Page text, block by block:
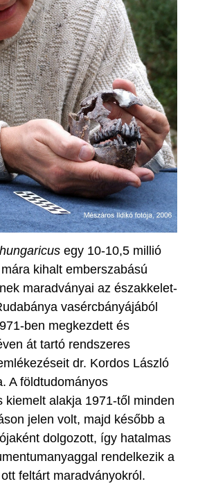
egy 10-10,5 millió
kihalt emberszabású
maradványai az északkelet-
vasércbányájából
ben megkezdett és
át tartó rendszeres
dr. Kordos László
A földtudományos
kiemelt alakja 1971-től minden
jelen volt, majd később a
dolgozott, így hatalmas
rendelkezik a
feltárt maradványokról.